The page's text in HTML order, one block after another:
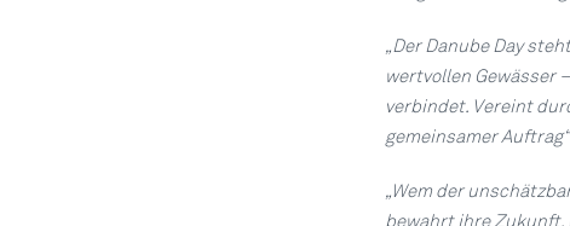
„Der Danube Day
wertvollen Gewässer
verbindet. Vereint
gemeinsamer Auftrag“
„Wem der
bewahrt ihre Zukunft.